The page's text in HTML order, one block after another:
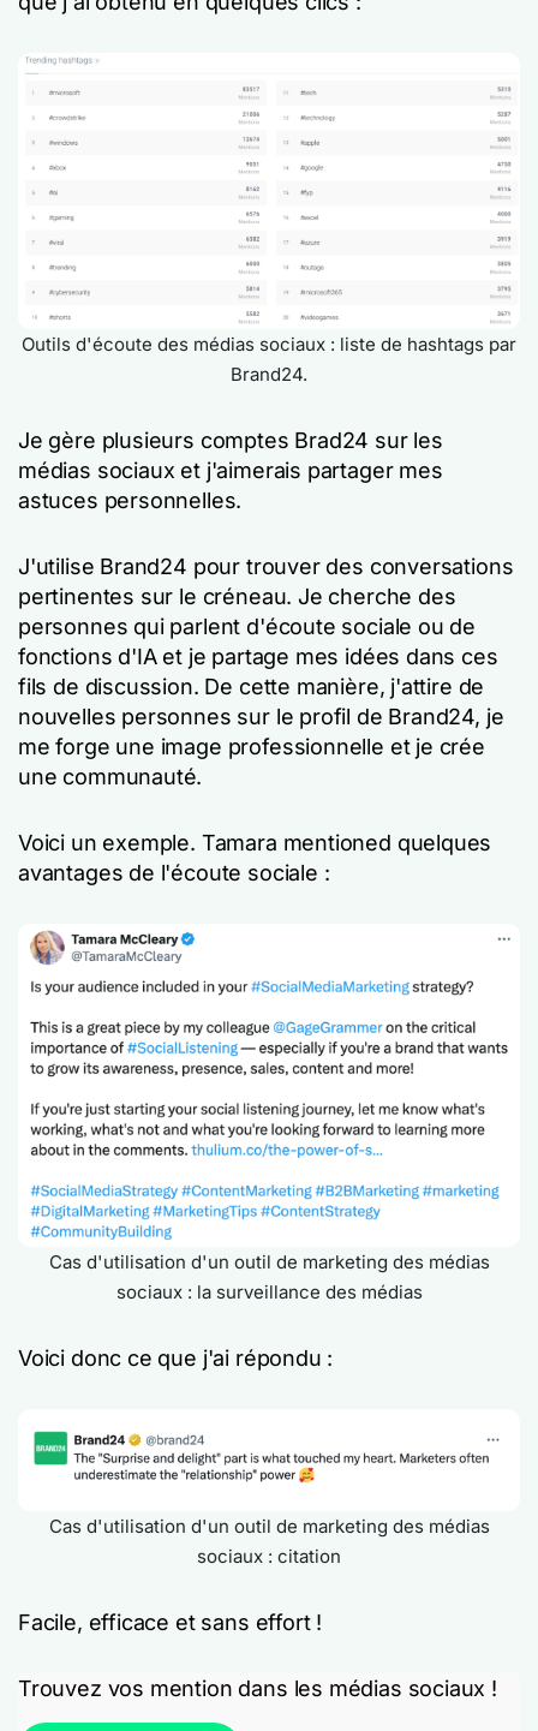
Outils d'écoute des médias sociaux : liste de hashtags par
Brand24.
Je gère plusieurs comptes Brad24 sur les
médias sociaux et j'aimerais partager mes
astuces personnelles.
J'utilise Brand24 pour trouver des conversations
pertinentes sur le créneau. Je cherche des
personnes qui parlent d'écoute sociale ou de
fonctions d'IA et je partage mes idées dans ces
fils de discussion. De cette manière, j'attire de
nouvelles personnes sur le profil de Brand24, je
me forge une image professionnelle et je crée
une communauté.
Voici un exemple. Tamara mentioned quelques
avantages de l'écoute sociale :
Cas d'utilisation d'un outil de marketing des médias
sociaux : la surveillance des médias
Voici donc ce que j'ai répondu :
Cas d'utilisation d'un outil de marketing des médias
sociaux : citation
Facile, efficace et sans effort !
Trouvez vos mention dans les médias sociaux !